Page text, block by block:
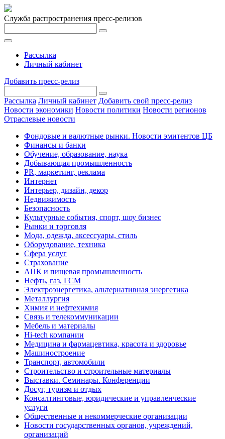
Служба распространения пресс-релизов
Рассылка
Личный кабинет
Добавить пресс-релиз
Рассылка Личный кабинет Добавить свой пресс-релиз
Новости экономики Новости политики Новости регионов
Отраслевые новости
Фондовые и валютные рынки. Новости эмитентов ЦБ
Финансы и банки
Обучение, образование, наука
Добывающая промышленность
PR, маркетинг, реклама
Интернет
Интерьер, дизайн, декор
Недвижимость
Безопасность
Культурные события, спорт, шоу бизнес
Рынки и торговля
Мода, одежда, аксессуары, стиль
Оборудование, техника
Сфера услуг
Страхование
АПК и пищевая промышленность
Нефть, газ, ГСМ
Электроэнергетика, альтернативная энергетика
Металлургия
Химия и нефтехимия
Связь и телекоммуникации
Мебель и материалы
Hi-tech компании
Медицина и фармацевтика, красота и здоровье
Машиностроение
Транспорт, автомобили
Строительство и строительные материалы
Выставки. Семинары. Конференции
Досуг, туризм и отдых
Консалтинговые, юридические и управленческие
услуги
Общественные и некоммерческие организации
Новости государственных органов, учреждений,
организаций